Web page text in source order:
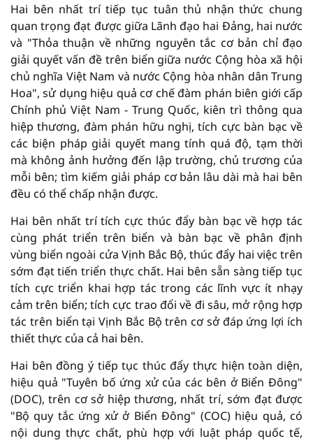
Hai bên nhất trí tiếp tục tuân thủ nhận thức chung
quan trọng đạt được giữa Lãnh đạo hai Đảng, hai nước
và "Thỏa thuận về những nguyên tắc cơ bản chỉ đạo
giải quyết vấn đề trên biển giữa nước Cộng hòa xã hội
chủ nghĩa Việt Nam và nước Cộng hòa nhân dân Trung
Hoa", sử dụng hiệu quả cơ chế đàm phán biên giới cấp
Chính phủ Việt Nam - Trung Quốc, kiên trì thông qua
hiệp thương, đàm phán hữu nghị, tích cực bàn bạc về
các biện pháp giải quyết mang tính quá độ, tạm thời
mà không ảnh hưởng đến lập trường, chủ trương của
mỗi bên; tìm kiếm giải pháp cơ bản lâu dài mà hai bên
đều có thể chấp nhận được.
Hai bên nhất trí tích cực thúc đẩy bàn bạc về hợp tác
cùng phát triển trên biển và bàn bạc về phân định
vùng biển ngoài cửa Vịnh Bắc Bộ, thúc đẩy hai việc trên
sớm đạt tiến triển thực chất. Hai bên sẵn sàng tiếp tục
tích cực triển khai hợp tác trong các lĩnh vực ít nhạy
cảm trên biển; tích cực trao đổi về đi sâu, mở rộng hợp
tác trên biển tại Vịnh Bắc Bộ trên cơ sở đáp ứng lợi ích
thiết thực của cả hai bên.
Hai bên đồng ý tiếp tục thúc đẩy thực hiện toàn diện,
hiệu quả "Tuyên bố ứng xử của các bên ở Biển Đông"
(DOC), trên cơ sở hiệp thương, nhất trí, sớm đạt được
"Bộ quy tắc ứng xử ở Biển Đông" (COC) hiệu quả, có
nội dung thực chất, phù hợp với luật pháp quốc tế,